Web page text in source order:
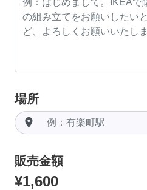
場所
room
販売金額
¥1,600